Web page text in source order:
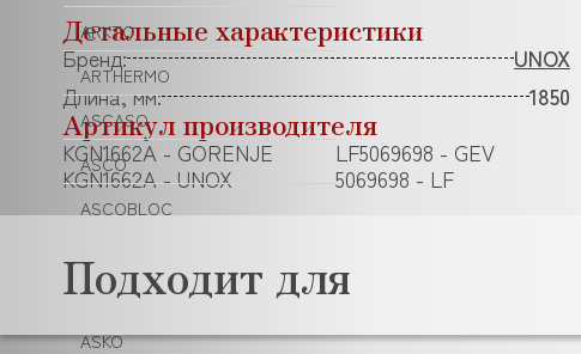
ARKTO
ARTHERMO
ASCASO
ASCO
ASCOBLOC
ASF/THOMAS
ASKO
Детальные характеристики
Бренд: UNOX
Длина, мм:
1850
Артикул производителя
KGN1662A - GORENJE
KGN1662A - UNOX
LF5069698 - GEV
5069698 - LF
Подходит для